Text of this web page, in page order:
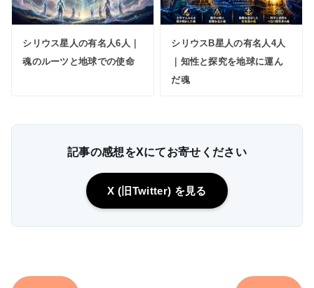
シリウス星人の有名人6人｜
魂のルーツと地球での使命
シリウスB星人の有名人4人
｜知性と探究を地球に運ん
だ魂
記事の感想をXにてお寄せください
X (旧Twitter) を見る